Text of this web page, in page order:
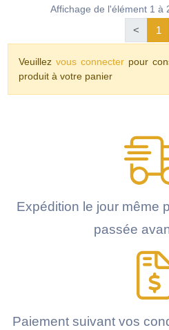
Affichage de l'élément 1 à
< 1
Veuillezvous connecterpour
produit à votre panier
Expédition le jour même
passée
Paiement suivant vos